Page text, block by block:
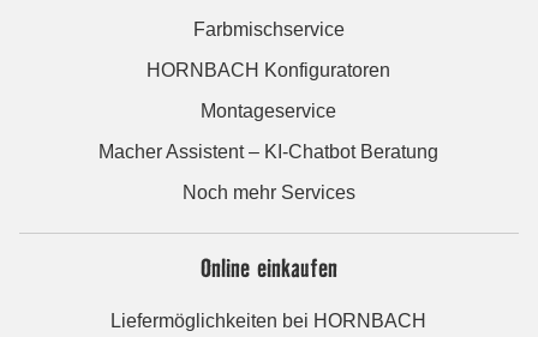
Farbmischservice
HORNBACH Konfiguratoren
Montageservice
Macher Assistent – KI-Chatbot Beratung
Noch mehr Services
Online einkaufen
Liefermöglichkeiten bei HORNBACH